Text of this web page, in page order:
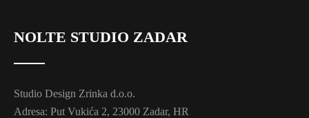
NOLTE STUDIO ZADAR
Studio Design Zrinka d.o.o.
Adresa: Put Vukića 2, 23000 Zadar, HR